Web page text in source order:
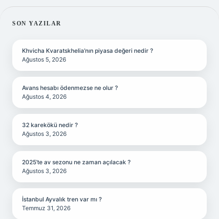
SIDEBAR
SON YAZILAR
Khvicha Kvaratskhelia’nın piyasa değeri nedir ?
Ağustos 5, 2026
Avans hesabı ödenmezse ne olur ?
Ağustos 4, 2026
32 karekökü nedir ?
Ağustos 3, 2026
2025’te av sezonu ne zaman açılacak ?
Ağustos 3, 2026
İstanbul Ayvalık tren var mı ?
Temmuz 31, 2026